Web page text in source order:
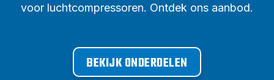
voor luchtcompressoren. Ontdek ons aanbod.
BEKIJK ONDERDELEN